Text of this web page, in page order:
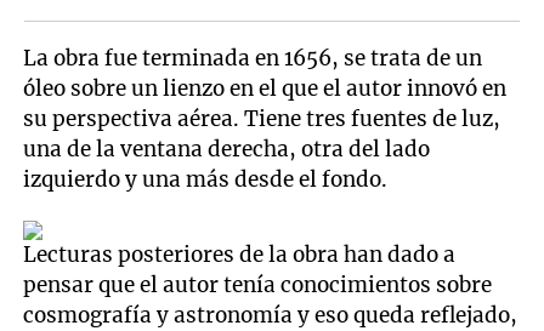
La obra fue terminada en 1656, se trata de un
óleo sobre un lienzo en el que el autor innovó en
su perspectiva aérea. Tiene tres fuentes de luz,
una de la ventana derecha, otra del lado
izquierdo y una más desde el fondo.
Lecturas posteriores de la obra han dado a
pensar que el autor tenía conocimientos sobre
cosmografía y astronomía y eso queda reflejado,